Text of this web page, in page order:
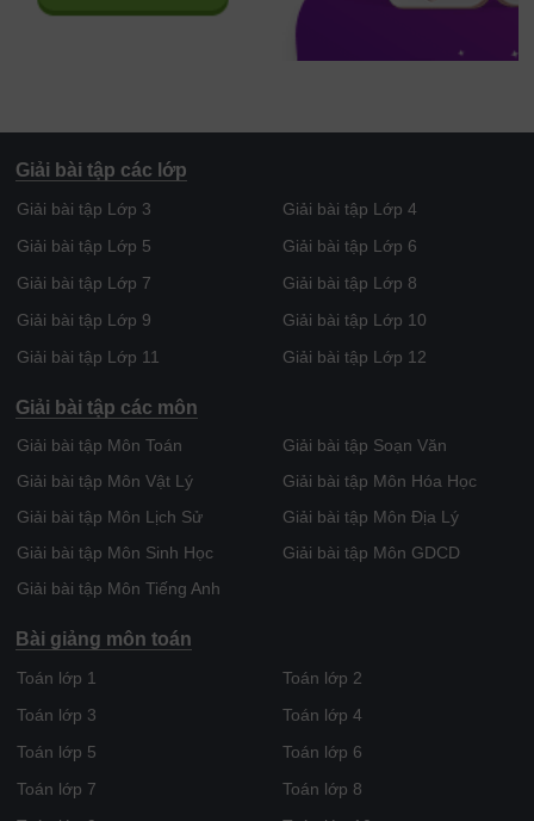
Giải bài tập các lớp
Giải bài tập Lớp 3
Giải bài tập Lớp 4
Giải bài tập Lớp 5
Giải bài tập Lớp 6
Giải bài tập Lớp 7
Giải bài tập Lớp 8
Giải bài tập Lớp 9
Giải bài tập Lớp 10
Giải bài tập Lớp 11
Giải bài tập Lớp 12
Giải bài tập các môn
Giải bài tập Môn Toán
Giải bài tập Soạn Văn
Giải bài tập Môn Vật Lý
Giải bài tập Môn Hóa Học
Giải bài tập Môn Lịch Sử
Giải bài tập Môn Địa Lý
Giải bài tập Môn Sinh Học
Giải bài tập Môn GDCD
Giải bài tập Môn Tiếng Anh
Bài giảng môn toán
Toán lớp 1
Toán lớp 2
Toán lớp 3
Toán lớp 4
Toán lớp 5
Toán lớp 6
Toán lớp 7
Toán lớp 8